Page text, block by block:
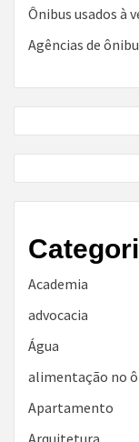
Ônibus usados à
Agências de
Academia
advocacia
Água
alimentação no
Apartamento
Arquitetura